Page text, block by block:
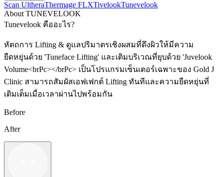
Scan UltheraThermage FLXTivelookTunevelook
About TUNEVELOOK
Tunevelook คืออะไร?
หัตถการ Lifting & ดูแลปริมาตรเชิงผสมที่ดึงผิวให้มีความ
ยืดหยุ่นด้วย 'Tuneface Lifting' และเติมบริเวณที่ยุบด้วย 'Juvelook
Volume<brPc></brPc> เป็นโปรแกรมเซ็นเตอร์เฉพาะของ Gold J
Clinic สามารถสัมผัสเอฟเฟกต์ Lifting ทันทีและความยืดหยุ่นที่
เติมเต็มเมื่อเวลาผ่านไปพร้อมกัน
Before
After